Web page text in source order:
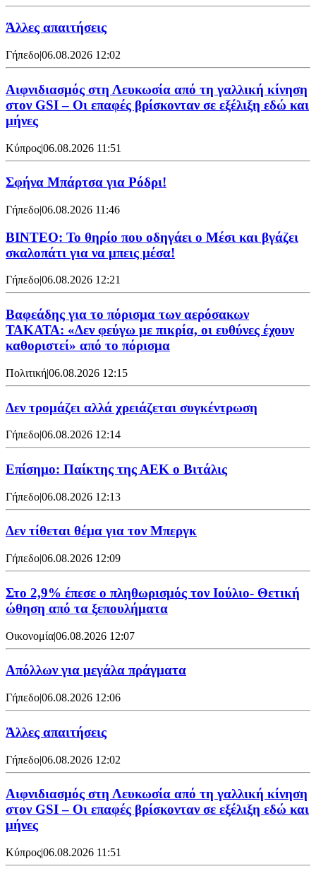
Άλλες απαιτήσεις
Γήπεδο|06.08.2026 12:02
Αιφνιδιασμός στη Λευκωσία από τη γαλλική κίνηση
στον GSI – Οι επαφές βρίσκονταν σε εξέλιξη εδώ και
μήνες
Κύπρος|06.08.2026 11:51
Σφήνα Μπάρτσα για Ρόδρι!
Γήπεδο|06.08.2026 11:46
ΒΙΝΤΕΟ: Το θηρίο που οδηγάει ο Μέσι και βγάζει
σκαλοπάτι για να μπεις μέσα!
Γήπεδο|06.08.2026 12:21
Βαφεάδης για το πόρισμα των αερόσακων
ΤΑΚΑΤΑ: «Δεν φεύγω με πικρία, οι ευθύνες έχουν
καθοριστεί» από το πόρισμα
Πολιτική|06.08.2026 12:15
Δεν τρομάζει αλλά χρειάζεται συγκέντρωση
Γήπεδο|06.08.2026 12:14
Επίσημο: Παίκτης της ΑΕΚ ο Βιτάλις
Γήπεδο|06.08.2026 12:13
Δεν τίθεται θέμα για τον Μπεργκ
Γήπεδο|06.08.2026 12:09
Στο 2,9% έπεσε ο πληθωρισμός τον Ιούλιο- Θετική
ώθηση από τα ξεπουλήματα
Οικονομία|06.08.2026 12:07
Απόλλων για μεγάλα πράγματα
Γήπεδο|06.08.2026 12:06
Άλλες απαιτήσεις
Γήπεδο|06.08.2026 12:02
Αιφνιδιασμός στη Λευκωσία από τη γαλλική κίνηση
στον GSI – Οι επαφές βρίσκονταν σε εξέλιξη εδώ και
μήνες
Κύπρος|06.08.2026 11:51